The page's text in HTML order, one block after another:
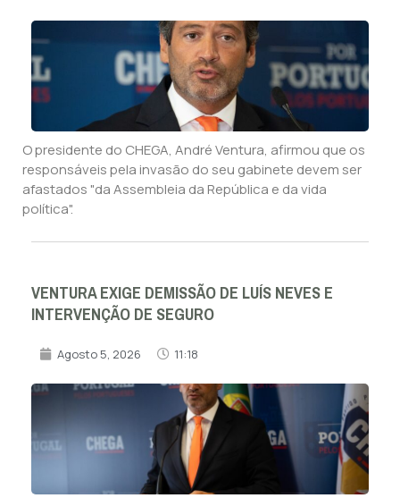
O presidente do CHEGA, André Ventura, afirmou que os
responsáveis pela invasão do seu gabinete devem ser
afastados "da Assembleia da República e da vida
política".
VENTURA EXIGE DEMISSÃO DE LUÍS NEVES E
INTERVENÇÃO DE SEGURO
Agosto 5, 2026 11:18